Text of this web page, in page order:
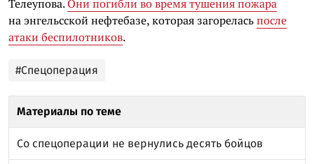
Телеупова.Они погибли во время тушения пожара
на энгельсской нефтебазе, которая загореласьпосле
атаки беспилотников.
#Спецоперация
Материалы по теме
Со спецоперации не вернулись десять бойцов